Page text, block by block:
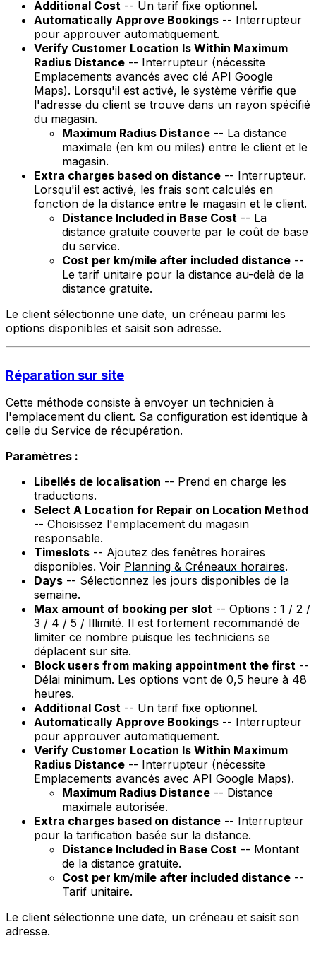
Additional Cost -- Un tarif fixe optionnel.
Automatically Approve Bookings -- Interrupteur
pour approuver automatiquement.
Verify Customer Location Is Within Maximum
Radius Distance -- Interrupteur (nécessite
Emplacements avancés avec clé API Google
Maps). Lorsqu'il est activé, le système vérifie que
l'adresse du client se trouve dans un rayon spécifié
du magasin.
Maximum Radius Distance -- La distance
maximale (en km ou miles) entre le client et le
magasin.
Extra charges based on distance -- Interrupteur.
Lorsqu'il est activé, les frais sont calculés en
fonction de la distance entre le magasin et le client.
Distance Included in Base Cost -- La
distance gratuite couverte par le coût de base
du service.
Cost per km/mile after included distance --
Le tarif unitaire pour la distance au-delà de la
distance gratuite.
Le client sélectionne une date, un créneau parmi les
options disponibles et saisit son adresse.
Réparation sur site
Cette méthode consiste à envoyer un technicien à
l'emplacement du client. Sa configuration est identique à
celle du Service de récupération.
Paramètres :
Libellés de localisation -- Prend en charge les
traductions.
Select A Location for Repair on Location Method
-- Choisissez l'emplacement du magasin
responsable.
Timeslots -- Ajoutez des fenêtres horaires
disponibles. Voir Planning & Créneaux horaires.
Days -- Sélectionnez les jours disponibles de la
semaine.
Max amount of booking per slot -- Options : 1 / 2 /
3 / 4 / 5 / Illimité. Il est fortement recommandé de
limiter ce nombre puisque les techniciens se
déplacent sur site.
Block users from making appointment the first --
Délai minimum. Les options vont de 0,5 heure à 48
heures.
Additional Cost -- Un tarif fixe optionnel.
Automatically Approve Bookings -- Interrupteur
pour approuver automatiquement.
Verify Customer Location Is Within Maximum
Radius Distance -- Interrupteur (nécessite
Emplacements avancés avec API Google Maps).
Maximum Radius Distance -- Distance
maximale autorisée.
Extra charges based on distance -- Interrupteur
pour la tarification basée sur la distance.
Distance Included in Base Cost -- Montant
de la distance gratuite.
Cost per km/mile after included distance --
Tarif unitaire.
Le client sélectionne une date, un créneau et saisit son
adresse.